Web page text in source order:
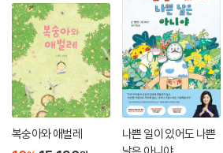
복숭아와 애벌레
나쁜 일이 있어도 나쁜